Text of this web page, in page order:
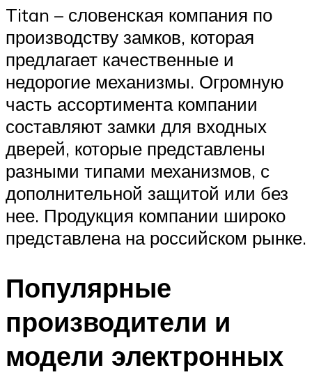
Titan – словенская компания по
производству замков, которая
предлагает качественные и
недорогие механизмы. Огромную
часть ассортимента компании
составляют замки для входных
дверей, которые представлены
разными типами механизмов, с
дополнительной защитой или без
нее. Продукция компании широко
представлена на российском рынке.
Популярные
производители и
модели электронных